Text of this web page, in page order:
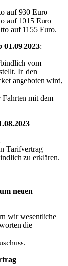
auf 930 Euro
auf 1015 Euro
auf 1155 Euro.
01.09.2023:
vom
In den
angeboten wird,
Fahrten mit dem
Tarifvertrag
zu erklären.
neuen
wir wesentliche
die